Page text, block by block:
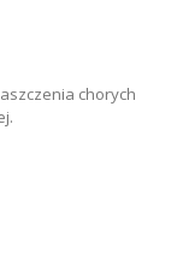
chorych